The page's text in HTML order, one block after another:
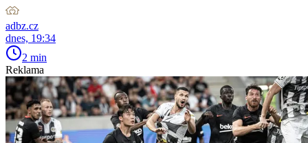
adbz.cz
dnes, 19:34
2 min
Reklama